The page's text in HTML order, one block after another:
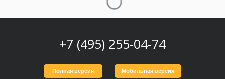
+7 (495) 255-04-74
Полная версия Мобильная версия